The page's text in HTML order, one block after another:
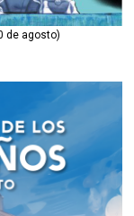
de agosto)